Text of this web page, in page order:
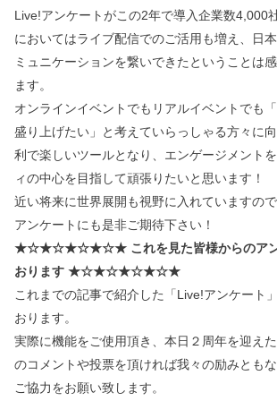
Live!アンケートがこの2年で導入企業数4,000
においてはライブ配信でのご活用も増え、日
ミュニケーションを繋いできたということは
ます。
オンラインイベントでもリアルイベントでも
盛り上げたい」と考えていらっしゃる方々に
利で楽しいツールとなり、エンゲージメント
ィの中心を目指して頑張りたいと思います！
近い将来に世界展開も視野に入れていますの
アンケートにも是非ご期待下さい！
★☆★☆★☆★☆★ これを見た皆様からのアン
おります ★☆★☆★☆★☆★
これまでの記事で紹介した「Live!アンケート
おります。
実際に機能をご使用頂き、本日２周年を迎え
のコメントや投票を頂ければ我々の励みとも
ご協力をお願い致します。